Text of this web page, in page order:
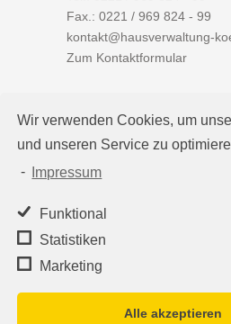
Wir verwenden Cookies, um
und unseren Service zu
-
Impressum
Funktional
Statistiken
Marketing
Alle akzeptieren
Fax.: 0221 / 969 824 - 99
kontakt@hausverwaltung-
Zum Kontaktformular
Auf einen Blick
Hausverwaltung Köln
Immobilienverwaltung Köln
WEG-Verwaltung
Mietverwaltung
Team